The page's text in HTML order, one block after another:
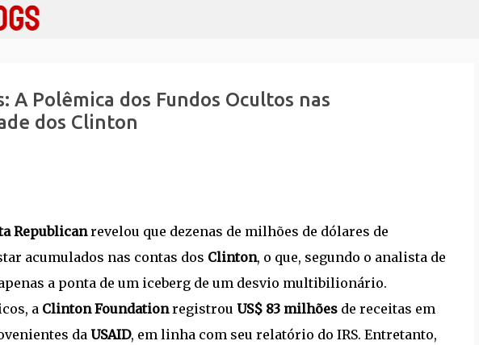
A Polêmica dos Fundos Ocultos nas
dos Clinton
Republicanrevelou que dezenas de milhões de dólares de
acumulados nas contas dos Clinton, o que, segundo o analista de
a ponta de um iceberg de um desvio multibilionário.
a Clinton Foundationregistrou US$ 83 milhões de receitas em
da USAID, em linha com seu relatório do IRS. Entretanto,